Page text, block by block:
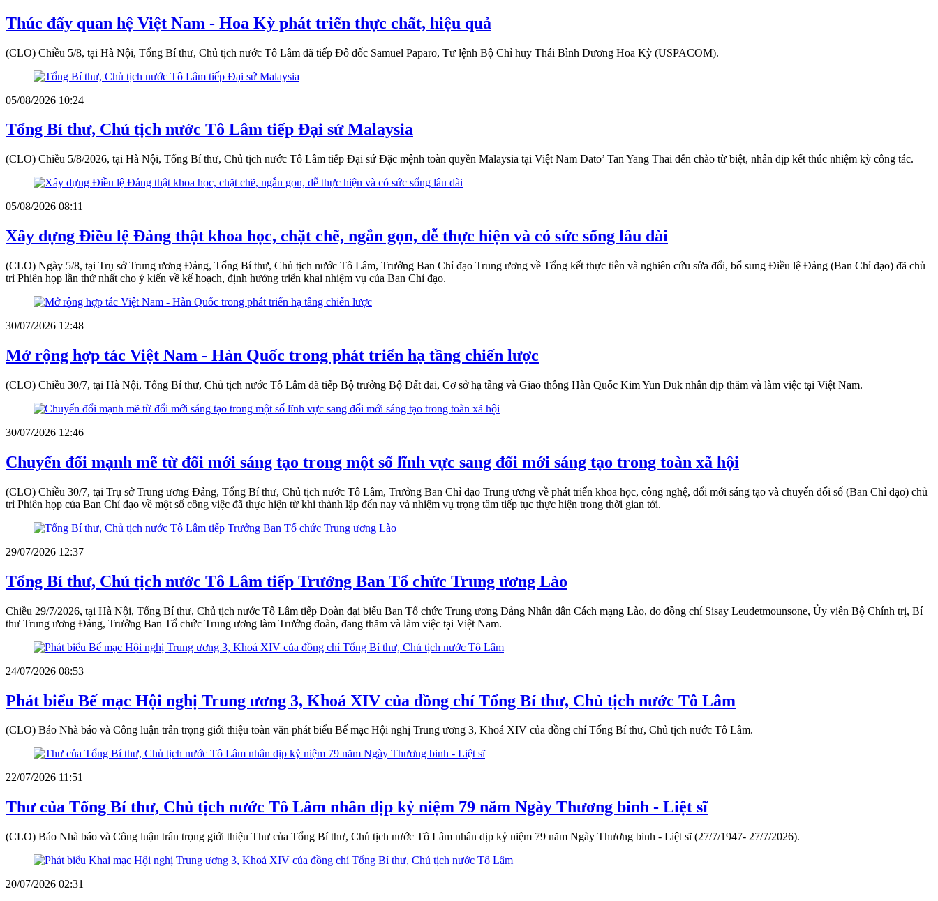
Thúc đẩy quan hệ Việt Nam - Hoa Kỳ phát triển thực chất, hiệu quả
(CLO) Chiều 5/8, tại Hà Nội, Tổng Bí thư, Chủ tịch nước Tô Lâm đã tiếp Đô đốc Samuel Paparo, Tư lệnh Bộ Chỉ huy Thái Bình Dương Hoa Kỳ (USPACOM).
05/08/2026 10:24
Tổng Bí thư, Chủ tịch nước Tô Lâm tiếp Đại sứ Malaysia
(CLO) Chiều 5/8/2026, tại Hà Nội, Tổng Bí thư, Chủ tịch nước Tô Lâm tiếp Đại sứ Đặc mệnh toàn quyền Malaysia tại Việt Nam Dato’ Tan Yang Thai đến chào từ biệt, nhân dịp kết thúc nhiệm kỳ công tác.
05/08/2026 08:11
Xây dựng Điều lệ Đảng thật khoa học, chặt chẽ, ngắn gọn, dễ thực hiện và có sức sống lâu dài
(CLO) Ngày 5/8, tại Trụ sở Trung ương Đảng, Tổng Bí thư, Chủ tịch nước Tô Lâm, Trưởng Ban Chỉ đạo Trung ương về Tổng kết thực tiễn và nghiên cứu sửa đổi, bổ sung Điều lệ Đảng (Ban Chỉ đạo) đã chủ
trì Phiên họp lần thứ nhất cho ý kiến về kế hoạch, định hướng triển khai nhiệm vụ của Ban Chỉ đạo.
30/07/2026 12:48
Mở rộng hợp tác Việt Nam - Hàn Quốc trong phát triển hạ tầng chiến lược
(CLO) Chiều 30/7, tại Hà Nội, Tổng Bí thư, Chủ tịch nước Tô Lâm đã tiếp Bộ trưởng Bộ Đất đai, Cơ sở hạ tầng và Giao thông Hàn Quốc Kim Yun Duk nhân dịp thăm và làm việc tại Việt Nam.
30/07/2026 12:46
Chuyển đổi mạnh mẽ từ đổi mới sáng tạo trong một số lĩnh vực sang đổi mới sáng tạo trong toàn xã hội
(CLO) Chiều 30/7, tại Trụ sở Trung ương Đảng, Tổng Bí thư, Chủ tịch nước Tô Lâm, Trưởng Ban Chỉ đạo Trung ương về phát triển khoa học, công nghệ, đổi mới sáng tạo và chuyển đổi số (Ban Chỉ đạo) chủ
trì Phiên họp của Ban Chỉ đạo về một số công việc đã thực hiện từ khi thành lập đến nay và nhiệm vụ trọng tâm tiếp tục thực hiện trong thời gian tới.
29/07/2026 12:37
Tổng Bí thư, Chủ tịch nước Tô Lâm tiếp Trưởng Ban Tổ chức Trung ương Lào
Chiều 29/7/2026, tại Hà Nội, Tổng Bí thư, Chủ tịch nước Tô Lâm tiếp Đoàn đại biểu Ban Tổ chức Trung ương Đảng Nhân dân Cách mạng Lào, do đồng chí Sisay Leudetmounsone, Ủy viên Bộ Chính trị, Bí
thư Trung ương Đảng, Trưởng Ban Tổ chức Trung ương làm Trưởng đoàn, đang thăm và làm việc tại Việt Nam.
24/07/2026 08:53
Phát biểu Bế mạc Hội nghị Trung ương 3, Khoá XIV của đồng chí Tổng Bí thư, Chủ tịch nước Tô Lâm
(CLO) Báo Nhà báo và Công luận trân trọng giới thiệu toàn văn phát biểu Bế mạc Hội nghị Trung ương 3, Khoá XIV của đồng chí Tổng Bí thư, Chủ tịch nước Tô Lâm.
22/07/2026 11:51
Thư của Tổng Bí thư, Chủ tịch nước Tô Lâm nhân dịp kỷ niệm 79 năm Ngày Thương binh - Liệt sĩ
(CLO) Báo Nhà báo và Công luận trân trọng giới thiệu Thư của Tổng Bí thư, Chủ tịch nước Tô Lâm nhân dịp kỷ niệm 79 năm Ngày Thương binh - Liệt sĩ (27/7/1947- 27/7/2026).
20/07/2026 02:31